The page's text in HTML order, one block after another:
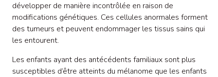
développer de manière incontrôlée en raison de
modifications génétiques. Ces cellules anormales forment
des tumeurs et peuvent endommager les tissus sains qui
les entourent.
Les enfants ayant des antécédents familiaux sont plus
susceptibles d’être atteints du mélanome que les enfants